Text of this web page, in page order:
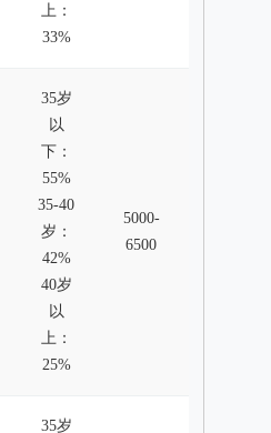
上：
33%
35岁
以
下：
55%
35-40
岁：
42%
40岁
以
上：
25%
5000-
6500
35岁